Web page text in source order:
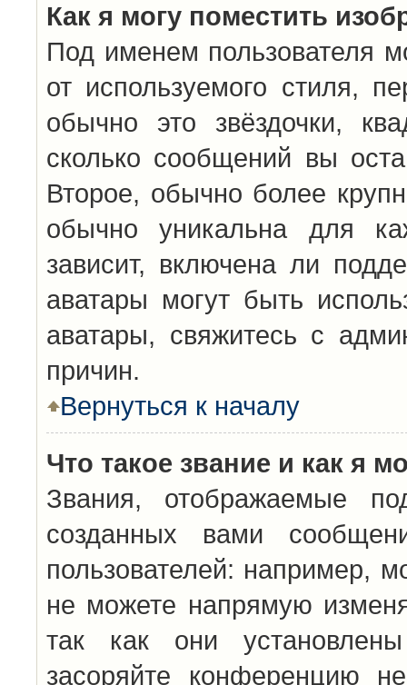
Как я могу поместить
Под именем пользователя
от используемого стиля,
обычно это звёздочки,
сколько сообщений вы
Второе, обычно более
обычно уникальна для
зависит, включена ли
аватары могут быть
аватары, свяжитесь с
причин.
Вернуться к началу
Что такое звание и как я
Звания, отображаемые
созданных вами
пользователей: например,
не можете напрямую
так как они
засоряйте конференцию